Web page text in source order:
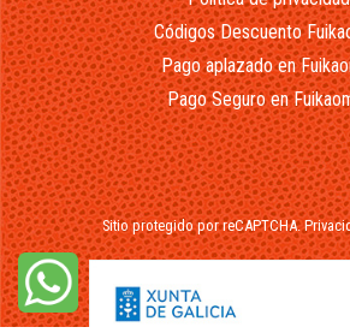
Códigos Descuento
Pago aplazado en
Pago Seguro en
Sitio protegido por reCAPTCHA.